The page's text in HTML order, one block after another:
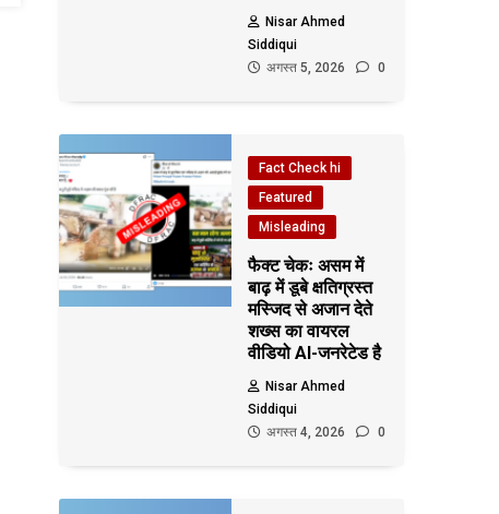
Nisar Ahmed
Siddiqui
अगस्त 5, 2026
0
Fact Check hi
Featured
Misleading
फैक्ट चेकः असम में
बाढ़ में डूबे क्षतिग्रस्त
मस्जिद से अजान देते
शख्स का वायरल
वीडियो AI-जनरेटेड है
Nisar Ahmed
Siddiqui
अगस्त 4, 2026
0